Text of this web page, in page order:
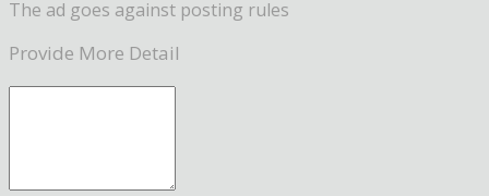
The ad goes against posting rules
Provide More Detail